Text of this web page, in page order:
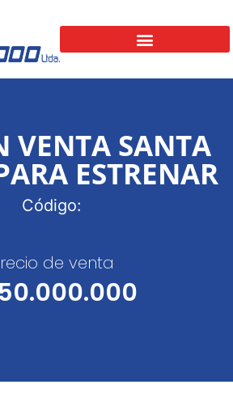
VENTA SANTA
ESTRENAR
Código:
de venta